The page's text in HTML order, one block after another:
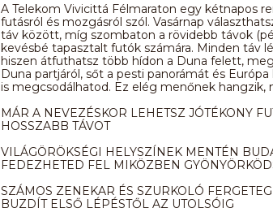
A Telekom Vivicittá Félmaraton egy kétnapos
futásról és mozgásról szól. Vasárnap
táv között, míg szombaton a rövidebb távok
kevésbé tapasztalt futók számára. Minden táv
hiszen átfuthatsz több hídon a Duna felett,
Duna partjáról, sőt a pesti panorámát és
is megcsodálhatod. Ez elég menőnek hangzik,
MÁR A NEVEZÉSKOR LEHETSZ JÓTÉKONY
HOSSZABB TÁVOT
VILÁGÖRÖKSÉGI HELYSZÍNEK MENTÉN
FEDEZHETED FEL MIKÖZBEN
SZÁMOS ZENEKAR ÉS SZURKOLÓ
BUZDÍT ELSŐ LÉPÉSTŐL AZ UTOLSÓIG